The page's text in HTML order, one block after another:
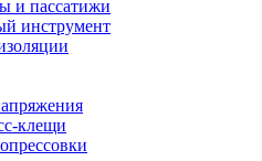
и пассатижи
инструмент
клещи